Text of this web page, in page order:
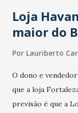
Loja
maior do
Por Lauriberto
O dono e
que a loja
previsão é que a